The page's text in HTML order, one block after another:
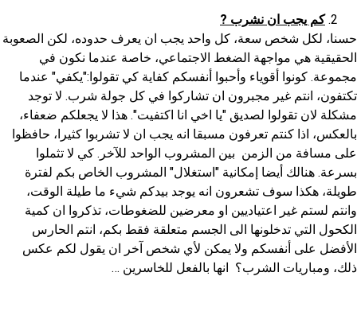
كم يجب ان نشرب?
حسنا، لكل شخص سعة، كل واحد يجب ان يعرف حدوده، لكن الصعوبة
الحقيقية هي مواجهة الضغط الاجتماعي، خاصة عندما نكون في
مجموعة. كونوا أقوياء وأحبوا أنفسكم كفاية كي تقولوا:"يكفي" عندما
تكتفون، انتم غير مجبرون ان تشاركوا في كل جولة شرب. لا توجد
مشكلة لان تقولوا لصديق "يا اخي انا اكتفيت". هذا لا يجعلكم ضعفاء،
بالعكس، اذا كنتم تعرفون مسبقا انه يجب ان لا تشربوا كثيرا، حافظوا
على مسافة من الزمن بين المشروب الواحد للآخر. كي لا تثملوا
بسرعة. هنالك أيضا إمكانية "استغلال" المشروب الخاص بكم لفترة
طويلة، هكذا سوف تشعرون انه يوجد بيدكم شيء ما طيلة الوقت،
وانتم لستم غير اعتياديين او معرضين للضغوطات، تذكروا ان كمية
الكحول التي تدخلونها الى الجسم متعلقة فقط بكم، انتم الحارس
الأفضل على أنفسكم ولا يمكن لأي شخص آخر ان يقول لكم عكس
ذلك، ومباريات الشرب؟ انها بالفعل للخاسرين …